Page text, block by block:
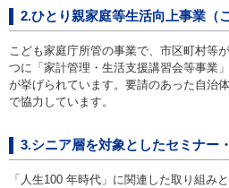
2.ひとり親家庭等生活向上事業（
こども家庭庁所管の事業で、市区町村等
つに「家計管理・生活支援講習会等事業
が挙げられています。要請のあった自治
で協力しています。
3.シニア層を対象としたセミナー
「人生100 年時代」に関連した取り組み